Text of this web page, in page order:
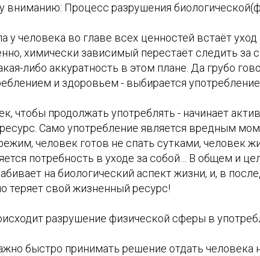
вниманию: Процесс разрушения
у человека во главе всех ценностей встаёт уход
химически зависимый перестаёт следить за
либо аккуратность в этом плане. Да грубо
и здоровьем - выбирается употребление…
чтобы продолжать употреблять - начинает
Само употребление является вредным
человек готов не спать сутками, человек
потребность в уходе за собой… В общем и
на биологический аспект жизни, и, в
теряет свой жизненный ресурс!
разрушение физической сферы в
быстро принимать решение отдать человека